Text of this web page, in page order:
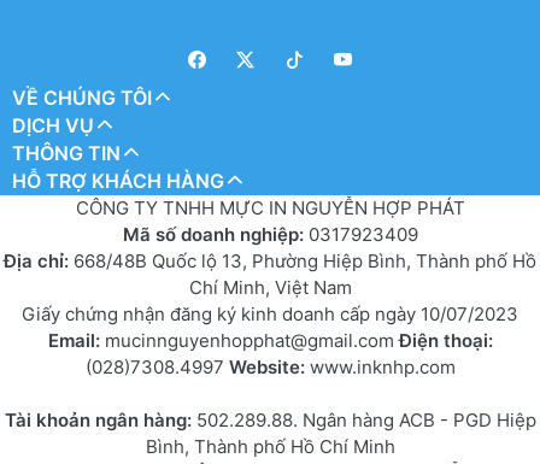
VỀ CHÚNG TÔI
DỊCH VỤ
THÔNG TIN
HỖ TRỢ KHÁCH HÀNG
CÔNG TY TNHH MỰC IN NGUYỄN HỢP PHÁT
Mã số doanh nghiệp: 0317923409
Địa chỉ: 668/48B Quốc lộ 13, Phường Hiệp Bình, Thành phố Hồ
Chí Minh, Việt Nam
Giấy chứng nhận đăng ký kinh doanh cấp ngày 10/07/2023
Email: mucinnguyenhopphat@gmail.comĐiện thoại:
(028)7308.4997 Website: www.inknhp.com
Tài khoản ngân hàng: 502.289.88. Ngân hàng ACB - PGD Hiệp
Bình, Thành phố Hồ Chí Minh